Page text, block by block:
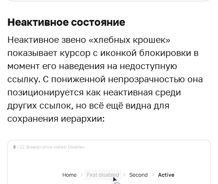
Неактивное состояние
Неактивное звено «хлебных крошек»
показывает курсор с иконкой блокировки в
момент его наведения на недоступную
ссылку. С пониженной непрозрачностью она
позиционируется как неактивная среди
других ссылок, но всё ещё видна для
сохранения иерархии: